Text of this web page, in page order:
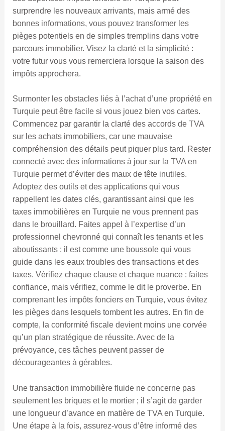
surprendre les nouveaux arrivants, mais armé des
bonnes informations, vous pouvez transformer les
pièges potentiels en de simples tremplins dans votre
parcours immobilier. Visez la clarté et la simplicité :
votre futur vous vous remerciera lorsque la saison des
impôts approchera.
Surmonter les obstacles liés à l’achat d’une propriété en
Turquie peut être facile si vous jouez bien vos cartes.
Commencez par garantir la clarté des accords de TVA
sur les achats immobiliers, car une mauvaise
compréhension des détails peut piquer plus tard. Rester
connecté avec des informations à jour sur la TVA en
Turquie permet d’éviter des maux de tête inutiles.
Adoptez des outils et des applications qui vous
rappellent les dates clés, garantissant ainsi que les
taxes immobilières en Turquie ne vous prennent pas
dans le brouillard. Faites appel à l’expertise d’un
professionnel chevronné qui connaît les tenants et les
aboutissants : il est comme une boussole qui vous
guide dans les eaux troubles des transactions et des
taxes. Vérifiez chaque clause et chaque nuance : faites
confiance, mais vérifiez, comme le dit le proverbe. En
comprenant les impôts fonciers en Turquie, vous évitez
les pièges dans lesquels tombent les autres. En fin de
compte, la conformité fiscale devient moins une corvée
qu’un plan stratégique de réussite. Avec de la
prévoyance, ces tâches peuvent passer de
décourageantes à gérables.
Une transaction immobilière fluide ne concerne pas
seulement les briques et le mortier ; il s’agit de garder
une longueur d’avance en matière de TVA en Turquie.
Une étape à la fois, assurez-vous d’être informé des